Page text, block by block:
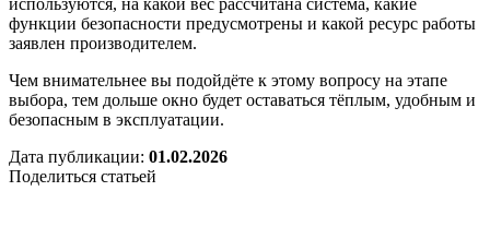
функции безопасности предусмотрены и какой ресурс работы
заявлен производителем.
Чем внимательнее вы подойдёте к этому вопросу на этапе
выбора, тем дольше окно будет оставаться тёплым, удобным и
безопасным в эксплуатации.
Дата публикации: 01.02.2026
Поделиться статьей